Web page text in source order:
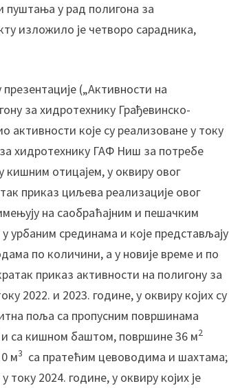
пуштања у рад полигона за
изложило је четворо сарадника,
(„Активности на
за хидротехнику Грађевинско-
активности које су реализоване у току
хидротехнику ГАФ Ниш за потребе
отицајем, у оквиру овог
приказ циљева реализације овог
на саобраћајним и пешачким
срединама и које представљају
по количини, а у новије време и по
приказ активности на полигону за
2022. и 2023. године, у оквиру којих су
поља са пропусним површинама
и са кишном баштом, површине 36 м2
м3 са пратећим цевоводима и шахтама;
2024. године, у оквиру којих је